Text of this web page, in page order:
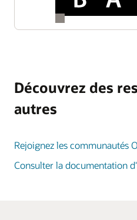
Découvrez des
autres
Rejoignez les communautés
Consulter la documentation